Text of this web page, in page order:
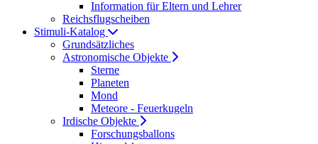
Information für Eltern und Lehrer
Reichsflugscheiben
Stimuli-Katalog
Grundsätzliches
Astronomische Objekte
Sterne
Planeten
Mond
Meteore - Feuerkugeln
Irdische Objekte
Forschungsballons